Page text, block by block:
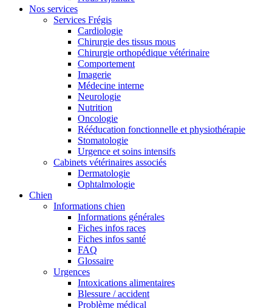
Nos services
Services Frégis
Cardiologie
Chirurgie des tissus mous
Chirurgie orthopédique vétérinaire
Comportement
Imagerie
Médecine interne
Neurologie
Nutrition
Oncologie
Rééducation fonctionnelle et physiothérapie
Stomatologie
Urgence et soins intensifs
Cabinets vétérinaires associés
Dermatologie
Ophtalmologie
Chien
Informations chien
Informations générales
Fiches infos races
Fiches infos santé
FAQ
Glossaire
Urgences
Intoxications alimentaires
Blessure / accident
Problème médical